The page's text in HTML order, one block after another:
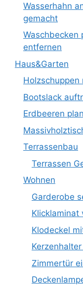
Wasserhahn
gemacht
Waschbecken
entfernen
Haus&Garten
Holzschuppen
Bootslack
Erdbeeren
Terrassenbau
Terrassen
Wohnen
Garderobe
Klicklaminat
Klodeckel
Zimmertür